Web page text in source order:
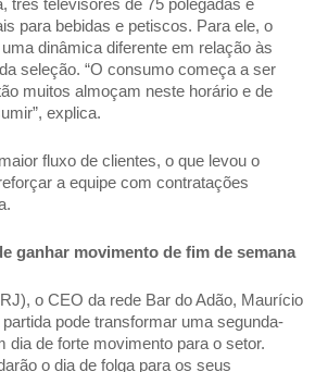
três televisores de 75 polegadas e
para bebidas e petiscos. Para ele, o
dinâmica diferente em relação às
seleção. “O consumo começa a ser
muitos almoçam neste horário e de
explica.
fluxo de clientes, o que levou o
a equipe com contratações
ganhar movimento de fim de semana
o CEO da rede Bar do Adão, Maurício
pode transformar uma segunda-
dia de forte movimento para o setor.
o dia de folga para os seus